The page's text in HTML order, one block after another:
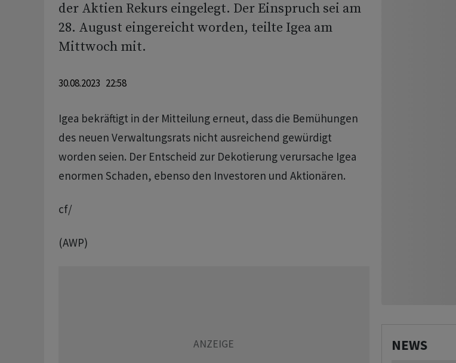
der Aktien Rekurs eingelegt. Der Einspruch sei am
28. August eingereicht worden, teilte Igea am
Mittwoch mit.
30.08.2023 22:58
Igea bekräftigt in der Mitteilung erneut, dass die Bemühungen
des neuen Verwaltungsrats nicht ausreichend gewürdigt
worden seien. Der Entscheid zur Dekotierung verursache Igea
enormen Schaden, ebenso den Investoren und Aktionären.
cf/
(AWP)
NEWS